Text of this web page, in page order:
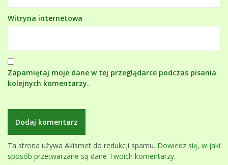
Witryna internetowa
Zapamiętaj moje dane w tej przeglądarce podczas pisania
kolejnych komentarzy.
Ta strona używa Akismet do redukcji spamu. Dowiedz się, w jaki
sposób przetwarzane są dane Twoich komentarzy.